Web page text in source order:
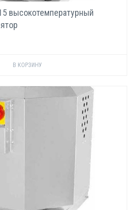
высокотемпературный